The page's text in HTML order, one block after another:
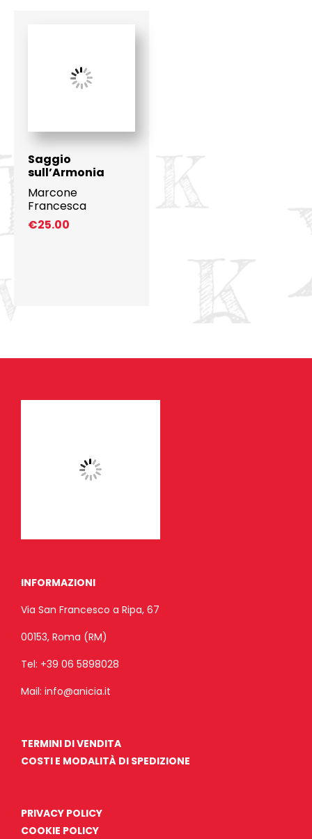
Saggio
sull’Armonia
Marcone
Francesca
€25.00
INFORMAZIONI
Via San Francesco a Ripa, 67
00153, Roma (RM)
Tel: +39 06 5898028
Mail: info@anicia.it
TERMINI DI VENDITA
COSTI E MODALITÀ DI SPEDIZIONE
PRIVACY POLICY
COOKIE POLICY